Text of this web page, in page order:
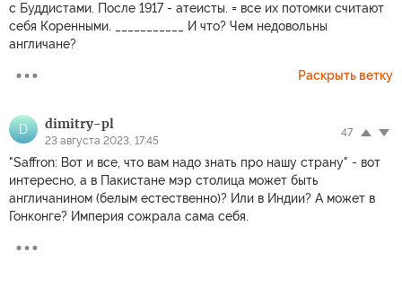
с Буддистами. После 1917 - атеисты. = все их потомки считают
себя Коренными. ___________ И что? Чем недовольны
англичане?
Раскрыть ветку
D dimitry-pl
23 августа 2023, 17:45
47
"Saffron: Вот и все, что вам надо знать про нашу страну" - вот
интересно, а в Пакистане мэр столица может быть
англичанином (белым естественно)? Или в Индии? А может в
Гонконге? Империя сожрала сама себя.